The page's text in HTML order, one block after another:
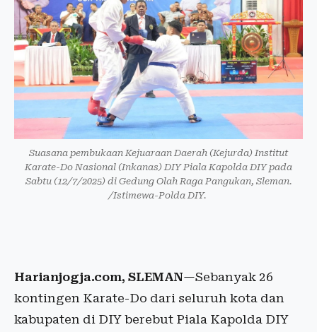
Suasana pembukaan Kejuaraan Daerah (Kejurda) Institut
Karate-Do Nasional (Inkanas) DIY Piala Kapolda DIY pada
Sabtu (12/7/2025) di Gedung Olah Raga Pangukan, Sleman.
/Istimewa-Polda DIY.
Harianjogja.com, SLEMAN—Sebanyak 26
kontingen Karate-Do dari seluruh kota dan
kabupaten di DIY berebut Piala Kapolda DIY